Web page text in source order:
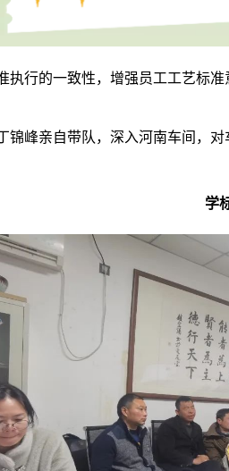
行的一致性，增强员工工艺标准
峰亲自带队，深入河南车间，
学